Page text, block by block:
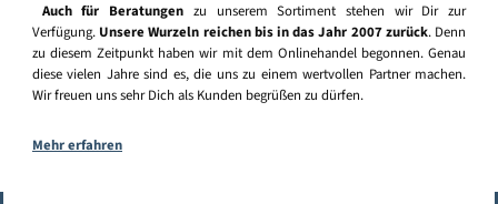
Auch für Beratungen zu unserem Sortiment stehen wir Dir zur
Verfügung. Unsere Wurzeln reichen bis in das Jahr 2007 zurück. Denn
zu diesem Zeitpunkt haben wir mit dem Onlinehandel begonnen. Genau
diese vielen Jahre sind es, die uns zu einem wertvollen Partner machen.
Wir freuen uns sehr Dich als Kunden begrüßen zu dürfen.
Mehr erfahren